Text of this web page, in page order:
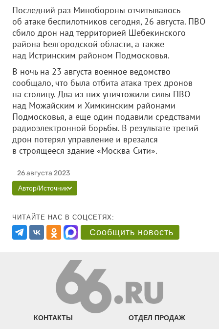
Последний раз Минобороны отчитывалось
об атаке беспилотников сегодня, 26 августа. ПВО
сбило дрон над территорией Шебекинского
района Белгородской области, а также
над Истринским районом Подмосковья.
В ночь на 23 августа военное ведомство
сообщало, что была отбита атака трех дронов
на столицу. Два из них уничтожили силы ПВО
над Можайским и Химкинским районами
Подмосковья, а еще один подавили средствами
радиоэлектронной борьбы. В результате третий
дрон потерял управление и врезался
в строящееся здание «Москва-Сити».
26 августа 2023
Автор/Источник
ЧИТАЙТЕ НАС В СОЦСЕТЯХ:
Сообщить новость
КОНТАКТЫ ОТДЕЛ ПРОДАЖ